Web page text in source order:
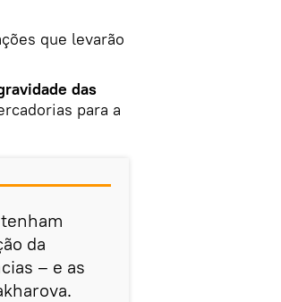
que levarão
das
para a
da
– e as